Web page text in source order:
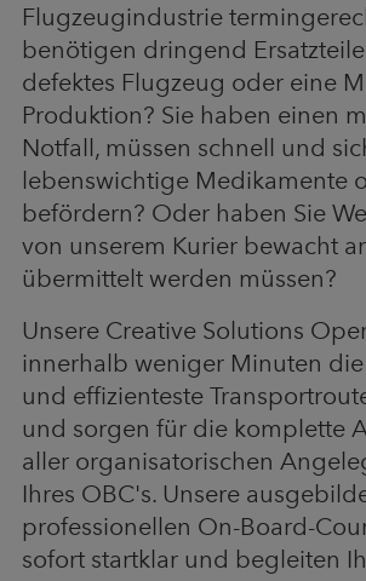
Flugzeugindustrie
benötigen dringend
defektes Flugzeug oder eine
Produktion? Sie haben einen
Notfall, müssen schnell und
lebenswichtige Medikamente
befördern? Oder haben Sie
von unserem Kurier bewacht
übermittelt werden müssen?
Unsere Creative Solutions
innerhalb weniger Minuten
und effizienteste
und sorgen für die komplette
aller organisatorischen
Ihres OBC's. Unsere
professionellen On-Board-
sofort startklar und begleiten